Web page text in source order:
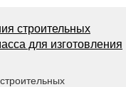
строительных
для изготовления